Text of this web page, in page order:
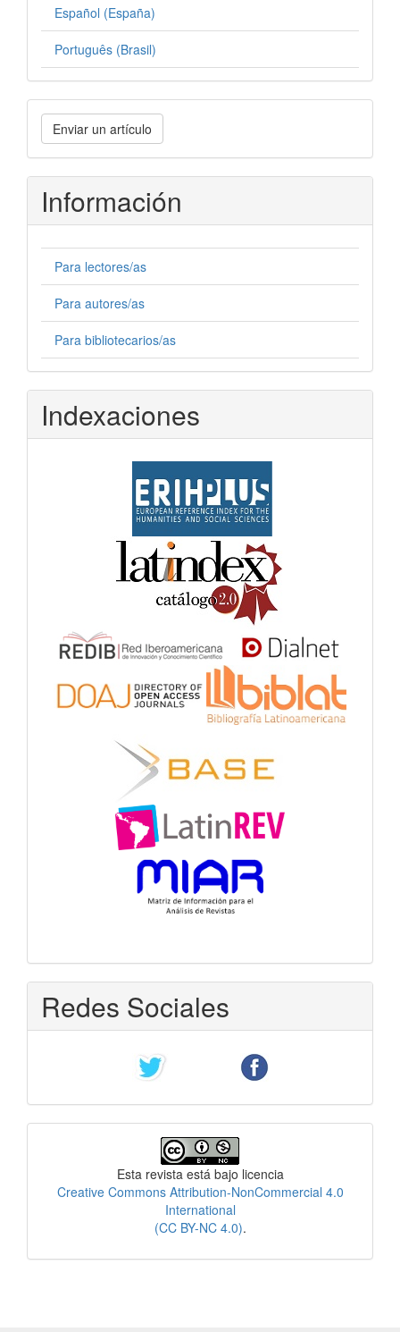
Español (España)
Português (Brasil)
Enviar
un
artículo
Enviar un artículo
Información
Para lectores/as
Para autores/as
Para bibliotecarios/as
Indexaciones
Redes Sociales
Esta revista está bajo licencia
Creative Commons Attribution-NonCommercial 4.0
International
(CC BY-NC 4.0).